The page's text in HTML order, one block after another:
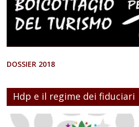
DOSSIER 2018
Hdp e il regime dei fiduciari